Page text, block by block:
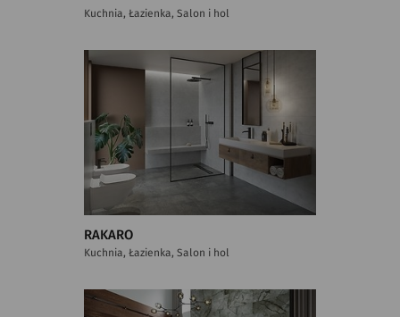
Kuchnia, Łazienka, Salon i hol
RAKARO
Kuchnia, Łazienka, Salon i hol